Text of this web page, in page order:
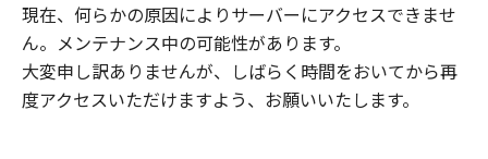
現在、何らかの原因によりサーバーにアクセスできませ
ん。メンテナンス中の可能性があります。
大変申し訳ありませんが、しばらく時間をおいてから再
度アクセスいただけますよう、お願いいたします。